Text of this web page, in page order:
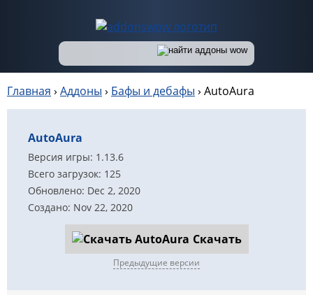
Главная › Аддоны › Бафы и дебафы › AutoAura
AutoAura
Версия игры: 1.13.6
Всего загрузок: 125
Обновлено: Dec 2, 2020
Создано: Nov 22, 2020
Скачать
Предыдущие версии